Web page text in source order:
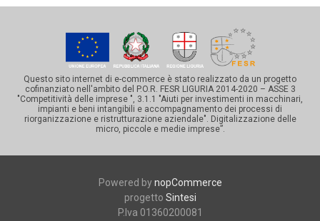
Questo sito internet di e-commerce è stato realizzato da un progetto
cofinanziato nell'ambito del P.O.R. FESR LIGURIA 2014-2020 – ASSE 3
"Competitività delle imprese ", 3.1.1 "Aiuti per investimenti in macchinari,
impianti e beni intangibili e accompagnamento dei processi di
riorganizzazione e ristrutturazione aziendale". Digitalizzazione delle
micro, piccole e medie imprese”.
Powered bynopCommerce
progetto Sintesi
P.Iva 01360200081